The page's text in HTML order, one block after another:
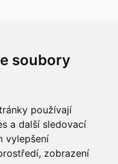
soubory
používají
a další sledovací
vylepšení
zobrazení